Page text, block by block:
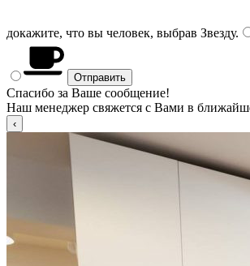
докажите, что вы человек, выбрав Звезду.
Спасибо за Ваше сообщение!
Наш менеджер свяжется с Вами в